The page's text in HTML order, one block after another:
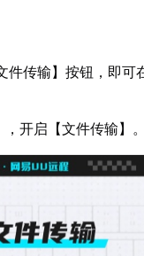
件传输】按钮，即可
开启【文件传输】。